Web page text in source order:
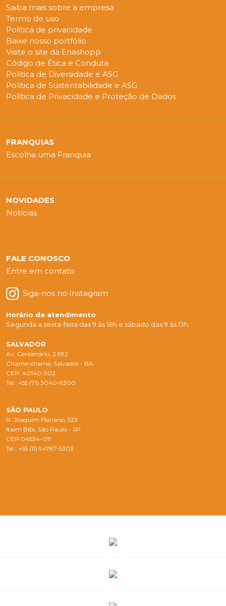
Saiba mais sobre a empresa
Termo de uso
Politica de privacidade
Baixe nosso portfólio
Visite o site da Enashopp
Código de Ética e Conduta
Política de Diversidade e ASG
Política de Sustentabilidade e ASG
Política de Privacidade e Proteção de Dados
FRANQUIAS
Escolha uma Franquia
NOVIDADES
Notícias
FALE CONOSCO
Entre em contato
Siga-nos no Instagram
Horário de atendimento
Segunda a sexta-feira das 9 às 18h e sábado das 9 às 13h.
SALVADOR
Av. Centenário, 2.992
Chame-chame, Salvador - BA
CEP: 40140-902
Tel.: +55 (71) 3040-9300
SÃO PAULO
R. Joaquim Floriano, 533
Itaim Bibi, São Paulo - SP
CEP 04534-011
Tel.: +55 (11) 94787-5303